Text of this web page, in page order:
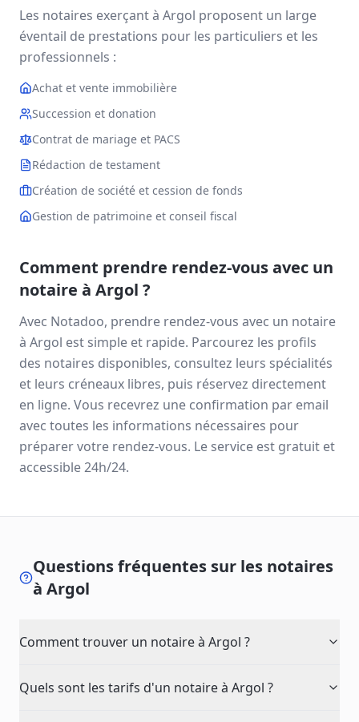
Les notaires exerçant à Argol proposent un large
éventail de prestations pour les particuliers et les
professionnels :
Achat et vente immobilière
Succession et donation
Contrat de mariage et PACS
Rédaction de testament
Création de société et cession de fonds
Gestion de patrimoine et conseil fiscal
Comment prendre rendez-vous avec un
notaire à Argol ?
Avec Notadoo, prendre rendez-vous avec un notaire
à Argol est simple et rapide. Parcourez les profils
des notaires disponibles, consultez leurs spécialités
et leurs créneaux libres, puis réservez directement
en ligne. Vous recevrez une confirmation par email
avec toutes les informations nécessaires pour
préparer votre rendez-vous. Le service est gratuit et
accessible 24h/24.
Questions fréquentes sur les notaires
à Argol
Comment trouver un notaire à Argol ?
Quels sont les tarifs d'un notaire à Argol ?